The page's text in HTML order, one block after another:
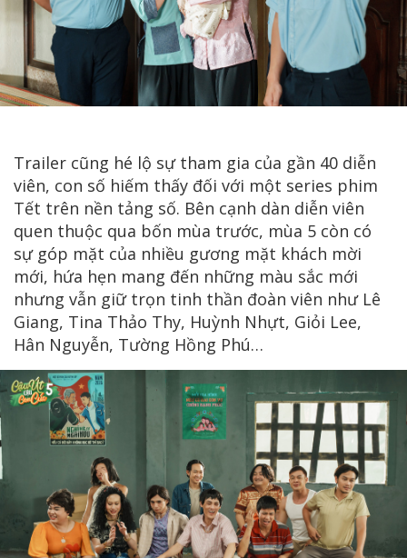
Trailer cũng hé lộ sự tham gia của gần 40 diễn
viên, con số hiếm thấy đối với một series phim
Tết trên nền tảng số. Bên cạnh dàn diễn viên
quen thuộc qua bốn mùa trước, mùa 5 còn có
sự góp mặt của nhiều gương mặt khách mời
mới, hứa hẹn mang đến những màu sắc mới
nhưng vẫn giữ trọn tinh thần đoàn viên như Lê
Giang, Tina Thảo Thy, Huỳnh Nhựt, Giỏi Lee,
Hân Nguyễn, Tường Hồng Phú…